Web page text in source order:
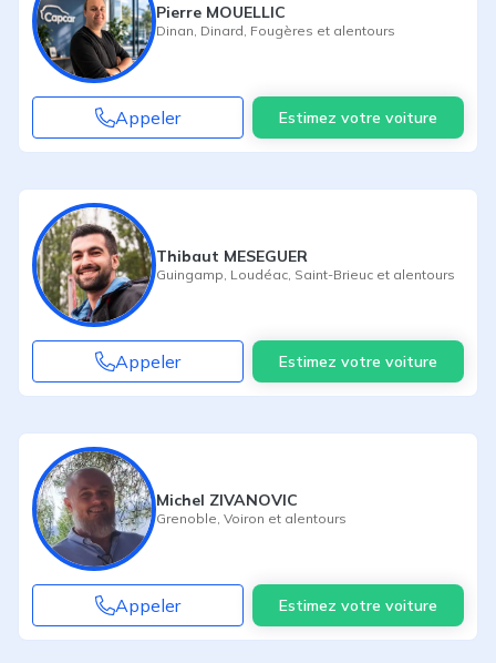
Pierre MOUELLIC
Dinan Dinard Fougères et alentours
Appeler Estimez votre voiture
Thibaut MESEGUER
Guingamp Loudéac Saint-Brieuc et alentours
Appeler Estimez votre voiture
Michel ZIVANOVIC
Grenoble Voiron et alentours
Appeler Estimez votre voiture